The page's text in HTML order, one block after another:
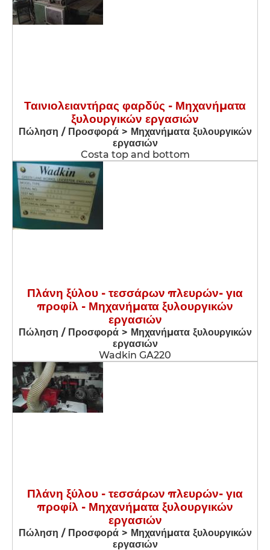
Ταινιολειαντήρας φαρδύς - Μηχανήματα
ξυλουργικών εργασιών
Πώληση / Προσφορά > Μηχανήματα ξυλουργικών
εργασιών
Costa top and bottom
Πλάνη ξύλου - τεσσάρων πλευρών- για
προφίλ - Μηχανήματα ξυλουργικών
εργασιών
Πώληση / Προσφορά > Μηχανήματα ξυλουργικών
εργασιών
Wadkin GA220
Πλάνη ξύλου - τεσσάρων πλευρών- για
προφίλ - Μηχανήματα ξυλουργικών
εργασιών
Πώληση / Προσφορά > Μηχανήματα ξυλουργικών
εργασιών